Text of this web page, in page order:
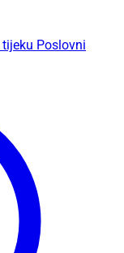
Poslovni